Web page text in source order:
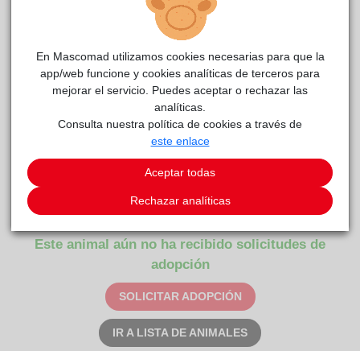
RIO
Centro de
Protección Animal
Este animal aún no ha recibido solicitudes de
adopción
SOLICITAR ADOPCIÓN
IR A LISTA DE ANIMALES
En Mascomad utilizamos cookies necesarias para que la
app/web funcione y cookies analíticas de terceros para
mejorar el servicio. Puedes aceptar o rechazar las
analíticas.
Consulta nuestra política de cookies a través de
este enlace
Aceptar todas
Rechazar analíticas